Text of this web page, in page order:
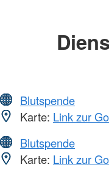
Blutspende
Karte: Link zur
Blutspende
Karte: Link zur